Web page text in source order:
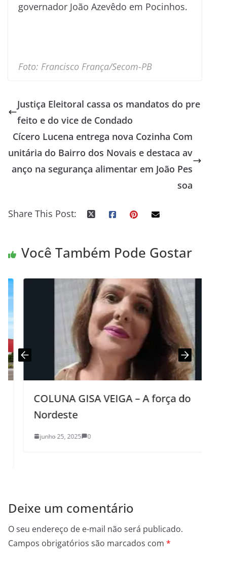
governador João Azevêdo em Pocinhos.
Foto: Francisco França/Secom-PB
Justiça Eleitoral cassa os mandatos do pre
feito e do vice de Condado
Cícero Lucena entrega nova Cozinha Com
unitária do Bairro dos Novais e destaca av
anço na segurança alimentar em João Pes
soa
Share This Post:
Você Também Pode Gostar
COLUNA GISA VEIGA – A força do
Nordeste
junho 25, 2025 0
Deixe um comentário
O seu endereço de e-mail não será publicado.
Campos obrigatórios são marcados com *